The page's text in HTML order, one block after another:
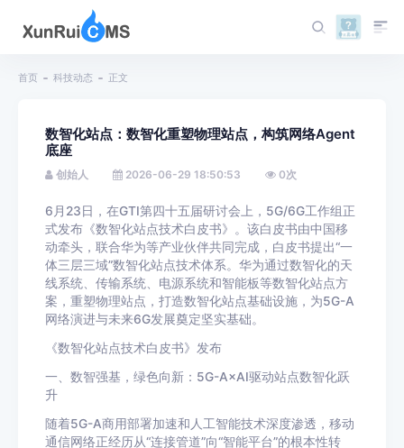
首页 科技动态 正文
数智化站点：数智化重塑物理站点，构筑网络Agent
底座
创始人 2026-06-29 18:50:53 0次
6月23日，在GTI第四十五届研讨会上，5G/6G工作组正
式发布《数智化站点技术白皮书》。该白皮书由中国移
动牵头，联合华为等产业伙伴共同完成，白皮书提出“一
体三层三域”数智化站点技术体系。华为通过数智化的天
线系统、传输系统、电源系统和智能板等数智化站点方
案，重塑物理站点，打造数智化站点基础设施，为5G-A
网络演进与未来6G发展奠定坚实基础。
《数智化站点技术白皮书》发布
一、数智强基，绿色向新：5G-A×AI驱动站点数智化跃
升
随着5G-A商用部署加速和人工智能技术深度渗透，移动
通信网络正经历从“连接管道”向“智能平台”的根本性转